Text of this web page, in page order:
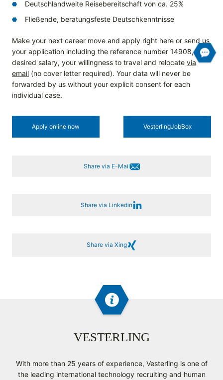
Deutschlandweite Reisebereitschaft von ca. 25%
Fließende, beratungsfeste Deutschkenntnisse
Make your next career move and apply right here or send us
your application including the reference number 14908, your
desired salary, your willingness to travel and relocate via
email (no cover letter required). Your data will never be
forwarded by us without your explicit consent for each
individual case.
Apply online now Vesterling­JobBox
Share via E-Mail
Share via Linkedin
Share via Xing
VESTERLING
With more than 25 years of experience, Vesterling is one of
the leading international technology recruiting and human